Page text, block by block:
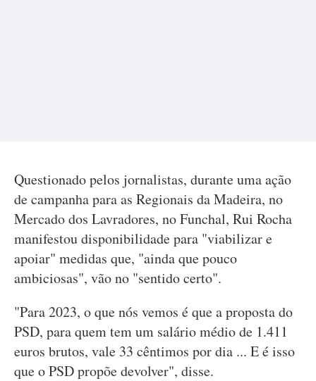
Questionado pelos jornalistas, durante uma ação
de campanha para as Regionais da Madeira, no
Mercado dos Lavradores, no Funchal, Rui Rocha
manifestou disponibilidade para "viabilizar e
apoiar" medidas que, "ainda que pouco
ambiciosas", vão no "sentido certo".
"Para 2023, o que nós vemos é que a proposta do
PSD, para quem tem um salário médio de 1.411
euros brutos, vale 33 cêntimos por dia ... E é isso
que o PSD propõe devolver", disse.